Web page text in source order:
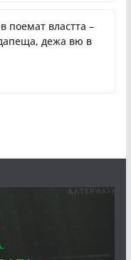
поемат властта –
дежа вю в